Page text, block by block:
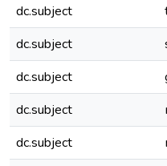
dc.subject
dc.subject
dc.subject
dc.subject
dc.subject